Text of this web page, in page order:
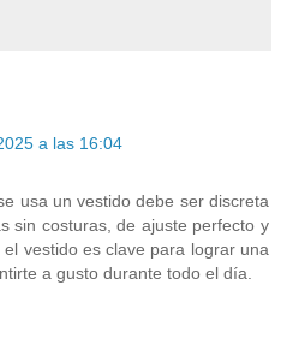
a las 16:04
usa un vestido debe ser discreta
sin costuras, de ajuste perfecto y
vestido es clave para lograr una
a gusto durante todo el día.